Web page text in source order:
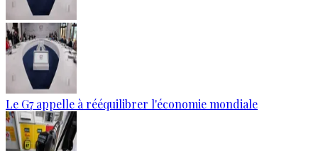
Le G7 appelle à rééquilibrer l'économie mondiale